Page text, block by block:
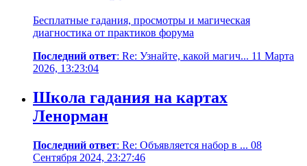
Бесплатные гадания, просмотры и магическая
диагностика от практиков форума
Последний ответ: Re: Узнайте, какой магич... 11 Марта
2026, 13:23:04
Школа гадания на картах
Ленорман
Последний ответ: Re: Объявляется набор в ... 08
Сентября 2024, 23:27:46